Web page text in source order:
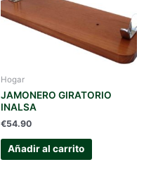
Hogar
JAMONERO GIRATORIO
INALSA
€54.90
Añadir al carrito